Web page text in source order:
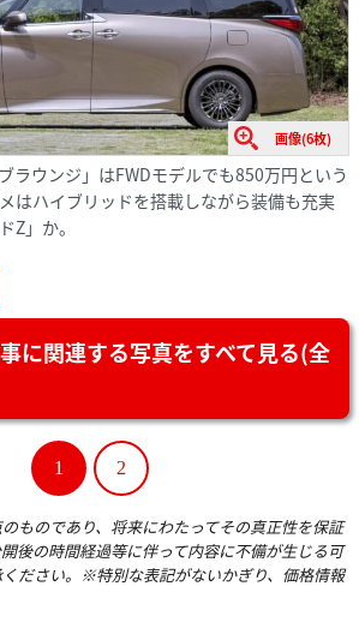
画像(6枚)
ラウンジ」はFWDモデルでも850万円という
はハイブリッドを搭載しながら装備も充実
Z」か。
に関連する写真をすべて見る(全
1 2
ものであり、将来にわたってその真正性を保証
後の時間経過等に伴って内容に不備が生じる可
ださい。※特別な表記がないかぎり、価格情報